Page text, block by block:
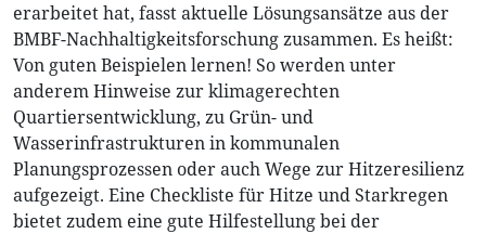
erarbeitet hat, fasst aktuelle Lösungsansätze aus der
BMBF-Nachhaltigkeitsforschung zusammen. Es heißt:
Von guten Beispielen lernen! So werden unter
anderem Hinweise zur klimagerechten
Quartiersentwicklung, zu Grün- und
Wasserinfrastrukturen in kommunalen
Planungsprozessen oder auch Wege zur Hitzeresilienz
aufgezeigt. Eine Checkliste für Hitze und Starkregen
bietet zudem eine gute Hilfestellung bei der